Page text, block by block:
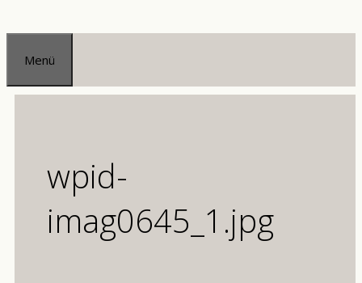
Zum
Inhalt
springen
Menü
wpid-
imag0645_1.jpg